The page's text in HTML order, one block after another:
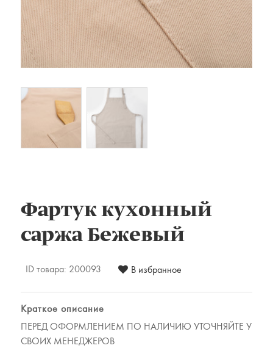
Текстиль для кухни
Полотенца
Фартуки, прихватки, рукавицы, грелки
Скатерти
Полотенца
Комплекты постельного белья
Наматрацники
Наматрасники, матрасы и чехлы для
матрасов
Одеяла и подушки
Одежда
Для женщин
Предметы интерьера
Подарочные сертификаты
Фартук кухонный
саржа Бежевый
ID товара: 200093 В избранное
Краткое описание
ПЕРЕД ОФОРМЛЕНИЕМ ПО НАЛИЧИЮ УТОЧНЯЙТЕ У
СВОИХ МЕНЕДЖЕРОВ